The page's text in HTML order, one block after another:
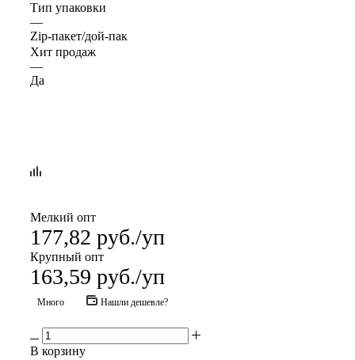
Тип упаковки
—
Zip-пакет/дой-пак
Хит продаж
—
Да
Мелкий опт
177,82 руб./уп
Крупный опт
163,59 руб./уп
Много Нашли дешевле?
В корзину